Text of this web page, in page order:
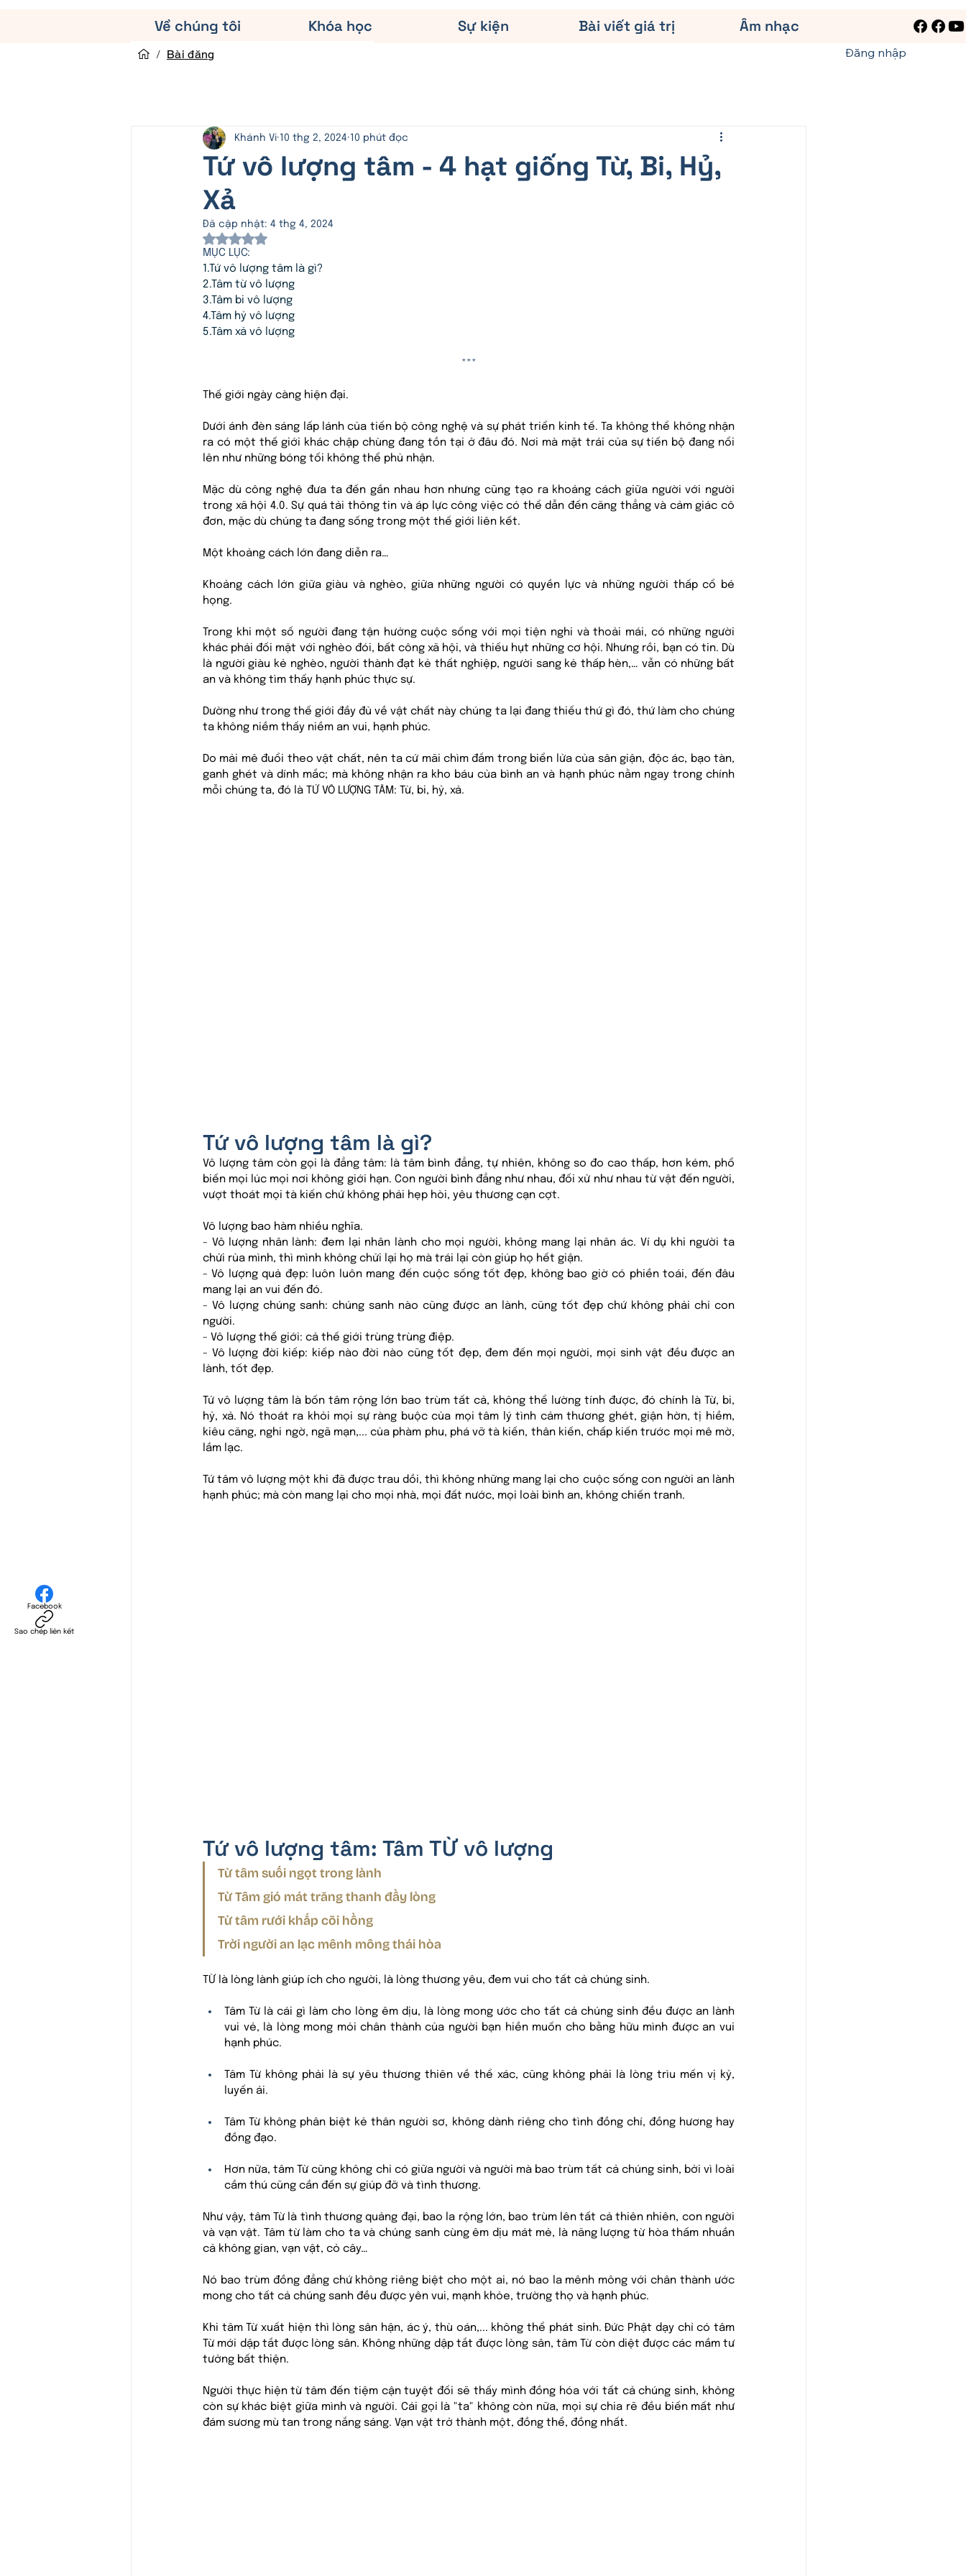
Về chúng tôi Khóa học Sự kiện Bài viết giá trị Âm nhạc
/ Bài đăng Đăng nhập
Facebook
Sao chép liên kết
Tứ vô lượng tâm - 4 hạt giống Từ, Bi, Hỷ,
Xả
Khánh Vi 10 thg 2, 2024 10 phút đọc
Đã cập nhật: 4 thg 4, 2024
Đã xếp hạng NaN/5 sao.
MỤC LỤC:
1. Tứ vô lượng tâm là gì?
2. Tâm từ vô lượng
3. Tâm bi vô lượng
4. Tâm hỷ vô lượng
5. Tâm xả vô lượng
***
Thế giới ngày càng hiện đại.
Dưới ánh đèn sáng lấp lánh của tiến bộ công nghệ và sự phát triển kinh tế. Ta không thể không nhận
ra có một thế giới khác chập chùng đang tồn tại ở đâu đó. Nơi mà mặt trái của sự tiến bộ đang nổi
lên như những bóng tối không thể phủ nhận.
Mặc dù công nghệ đưa ta đến gần nhau hơn nhưng cũng tạo ra khoảng cách giữa người với người
trong xã hội 4.0. Sự quá tải thông tin và áp lực công việc có thể dẫn đến căng thẳng và cảm giác cô
đơn, mặc dù chúng ta đang sống trong một thế giới liên kết.
Một khoảng cách lớn đang diễn ra…
Khoảng cách lớn giữa giàu và nghèo, giữa những người có quyền lực và những người thấp cổ bé
họng.
Trong khi một số người đang tận hưởng cuộc sống với mọi tiện nghi và thoải mái, có những người
khác phải đối mặt với nghèo đói, bất công xã hội, và thiếu hụt những cơ hội. Nhưng rồi, bạn có tin. Dù
là người giàu kẻ nghèo, người thành đạt kẻ thất nghiệp, người sang kẻ thấp hèn,… vẫn có những bất
an và không tìm thấy hạnh phúc thực sự.
Dường như trong thế giới đầy đủ về vật chất này chúng ta lại đang thiếu thứ gì đó, thứ làm cho chúng
ta không niềm thấy niềm an vui, hạnh phúc.
Do mải mê đuổi theo vật chất, nên ta cứ mãi chìm đắm trong biển lửa của sân giận, độc ác, bạo tàn,
ganh ghét và dính mắc; mà không nhận ra kho báu của bình an và hạnh phúc nằm ngay trong chính
mỗi chúng ta, đó là TỨ VÔ LƯỢNG TÂM: Từ, bi, hỷ, xả.
Tứ vô lượng tâm là gì?
Vô lượng tâm còn gọi là đẳng tâm: là tâm bình đẳng, tự nhiên, không so đo cao thấp, hơn kém, phổ
biến mọi lúc mọi nơi không giới hạn. Con người bình đẳng như nhau, đối xử như nhau từ vật đến người,
vượt thoát mọi tà kiến chứ không phải hẹp hòi, yêu thương cạn cợt.
Vô lượng bao hàm nhiều nghĩa.
- Vô lượng nhân lành: đem lại nhân lành cho mọi người, không mang lại nhân ác. Ví dụ khi người ta
chửi rủa mình, thì mình không chửi lại họ mà trái lại còn giúp họ hết giận.
- Vô lượng quả đẹp: luôn luôn mang đến cuộc sống tốt đẹp, không bao giờ có phiền toái, đến đâu
mang lại an vui đến đó.
- Vô lượng chúng sanh: chúng sanh nào cũng được an lành, cũng tốt đẹp chứ không phải chỉ con
người.
- Vô lượng thế giới: cả thế giới trùng trùng điệp.
- Vô lượng đời kiếp: kiếp nào đời nào cũng tốt đẹp, đem đến mọi người, mọi sinh vật đều được an
lành, tốt đẹp.
Tứ vô lượng tâm là bốn tâm rộng lớn bao trùm tất cả, không thể lường tính được, đó chính là Từ, bi,
hỷ, xả. Nó thoát ra khỏi mọi sự ràng buộc của mọi tâm lý tình cảm thương ghét, giận hờn, tị hiềm,
kiêu căng, nghi ngờ, ngã mạn,... của phàm phu, phá vỡ tà kiến, thân kiến, chấp kiến trước mọi mê mờ,
lầm lạc.
Tứ tâm vô lượng một khi đã được trau dồi, thì không những mang lại cho cuộc sống con người an lành
hạnh phúc; mà còn mang lại cho mọi nhà, mọi đất nước, mọi loài bình an, không chiến tranh.
Tứ vô lượng tâm: Tâm TỪ vô lượng
Từ tâm suối ngọt trong lành
Từ Tâm gió mát trăng thanh đầy lòng
Từ tâm rưới khắp cõi hồng
Trời người an lạc mênh mông thái hòa
TỪ là lòng lành giúp ích cho người, là lòng thương yêu, đem vui cho tất cả chúng sinh.
Tâm Từ là cái gì làm cho lòng êm dịu, là lòng mong ước cho tất cả chúng sinh đều được an lành
vui vẻ, là lòng mong mỏi chân thành của người bạn hiền muốn cho bằng hữu mình được an vui
hạnh phúc.
Tâm Từ không phải là sự yêu thương thiên về thể xác, cũng không phải là lòng trìu mến vị kỷ,
luyến ái.
Tâm Từ không phân biệt kẻ thân người sơ, không dành riêng cho tình đồng chí, đồng hương hay
đồng đạo.
Hơn nữa, tâm Từ cũng không chỉ có giữa người và người mà bao trùm tất cả chúng sinh, bởi vì loài
cầm thú cũng cần đến sự giúp đỡ và tình thương.
Như vậy, tâm Từ là tình thương quảng đại, bao la rộng lớn, bao trùm lên tất cả thiên nhiên, con người
và vạn vật. Tâm từ làm cho ta và chúng sanh cùng êm dịu mát mẻ, là năng lượng từ hòa thấm nhuần
cả không gian, vạn vật, cỏ cây…
Nó bao trùm đồng đẳng chứ không riêng biệt cho một ai, nó bao la mênh mông với chân thành ước
mong cho tất cả chúng sanh đều được yên vui, mạnh khỏe, trường thọ và hạnh phúc.
Khi tâm Từ xuất hiện thì lòng sân hận, ác ý, thù oán,... không thể phát sinh. Đức Phật dạy chỉ có tâm
Từ mới dập tắt được lòng sân. Không những dập tắt được lòng sân, tâm Từ còn diệt được các mầm tư
tưởng bất thiện.
Người thực hiện từ tâm đến tiệm cận tuyệt đối sẽ thấy mình đồng hóa với tất cả chúng sinh, không
còn sự khác biệt giữa mình và người. Cái gọi là "ta" không còn nữa, mọi sự chia rẽ đều biến mất như
đám sương mù tan trong nắng sáng. Vạn vật trở thành một, đồng thể, đồng nhất.